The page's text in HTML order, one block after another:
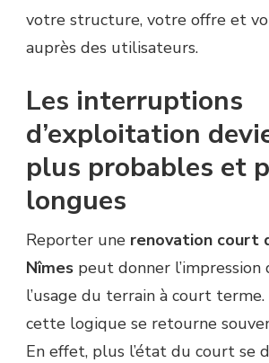
votre structure, votre offre et
auprès des utilisateurs.
Les interruptions
d’exploitation
plus probables et
longues
Reporter une renovation court
Nîmes peut donner
l’usage du terrain à court
cette logique se retourne
En effet, plus l’état du court se